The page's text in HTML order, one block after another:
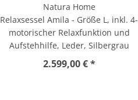
Natura Home
Relaxsessel Amila - Größe L, inkl. 4-
motorischer Relaxfunktion und
Aufstehhilfe, Leder, Silbergrau
2.599,00 € *